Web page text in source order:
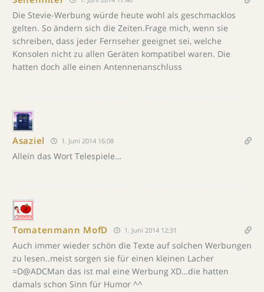
Die Stevie-Werbung würde heute wohl als geschmacklos
gelten. So ändern sich die Zeiten.Frage mich, wenn sie
schreiben, dass jeder Fernseher geeignet sei, welche
Konsolen nicht zu allen Geräten kompatibel waren. Die
hatten doch alle einen Antennenanschluss
Asaziel 1. Juni 2014 16:08
Allein das Wort Telespiele…
Tomatenmann MofD 1. Juni 2014 12:31
Auch immer wieder schön die Texte auf solchen Werbungen
zu lesen..meist sorgen sie für einen kleinen Lacher
=D@ADCMan das ist mal eine Werbung XD…die hatten
damals schon Sinn für Humor ^^